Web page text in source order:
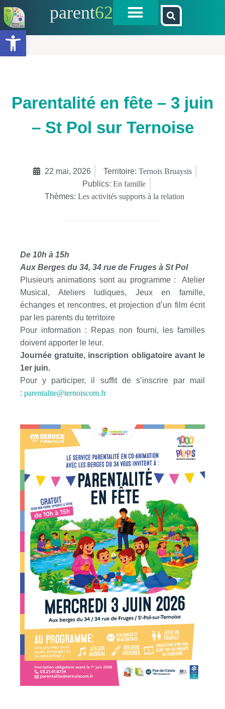
Ouvrir la barre d’outils
parent62
Parentalité en fête – 3 juin
– St Pol sur Ternoise
22 mai, 2026 Territoire: Ternois Bruaysis
Publics: En famille
Thèmes: Les activités supports à la relation
De 10h à 15h
Aux Berges du 34, 34 rue de Fruges à St Pol
Plusieurs animations sont au programme : Atelier
Musical, Ateliers ludiques, Jeux en famille,
échanges et rencontres, et projection d’un film écrit
par les parents du territoire
Pour information : Repas non fourni, les familles
doivent apporter le leur.
Journée gratuite, inscription obligatoire avant le
1er juin.
Pour y participer, il suffit de s’inscrire par mail
: parentalite@ternoiscom.fr